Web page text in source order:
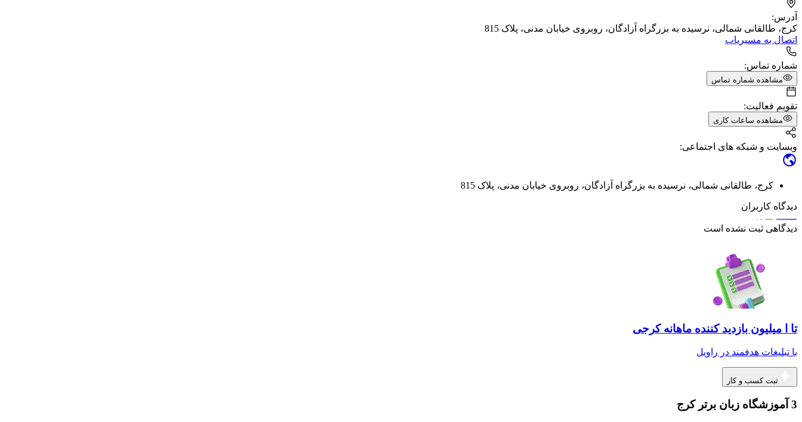
آدرس:
کرج، طالقانی شمالی، نرسیده به بزرگراه آزادگان، روبروی خیابان مدنی، پلاک 815
اتصال به مسیریاب
شماره تماس:
مشاهده شماره تماس
تقویم فعالیت:
مشاهده ساعات کاری
وبسایت و شبکه های اجتماعی:
کرج، طالقانی شمالی، نرسیده به بزرگراه آزادگان، روبروی خیابان مدنی، پلاک 815
دیدگاه کاربران
دیدگاهی ثبت نشده است
تا ا میلیون بازدید کننده ماهانه کرجی
با تبلیغات هدفمند در راویل
ثبت کسب و کار
3 آموزشگاه زبان برتر کرج